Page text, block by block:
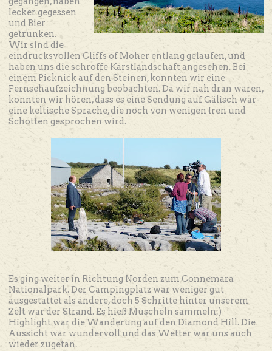
lecker gegessen
und Bier
getrunken.
Wir sind die
eindrucksvollen Cliffs of Moher entlang gelaufen, und
haben uns die schroffe Karstlandschaft angesehen. Bei
einem Picknick auf den Steinen, konnten wir eine
Fernsehaufzeichnung beobachten. Da wir nah dran waren,
konnten wir hören, dass es eine Sendung auf Gälisch war-
eine keltische Sprache, die noch von wenigen Iren und
Schotten gesprochen wird.
Es ging weiter in Richtung Norden zum Connemara
Nationalpark. Der Campingplatz war weniger gut
ausgestattet als andere, doch 5 Schritte hinter unserem
Zelt war der Strand. Es hieß Muscheln sammeln:)
Highlight war die Wanderung auf den Diamond Hill. Die
Aussicht war wundervoll und das Wetter war uns auch
wieder zugetan.